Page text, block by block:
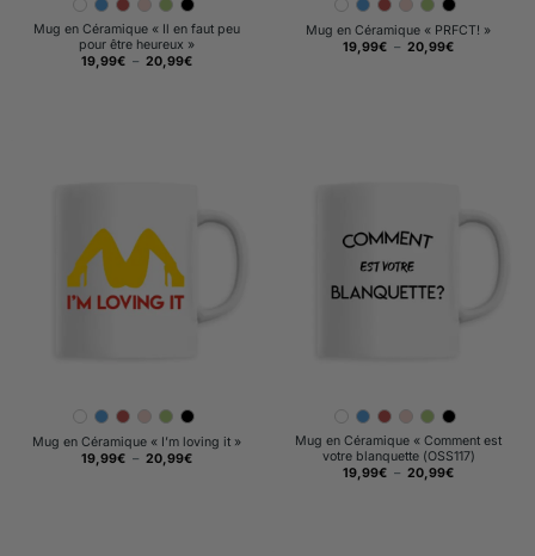
Mug en Céramique « Il en faut peu
pour être heureux »
19,99€ – 20,99€Plage
Mug en Céramique « PRFCT! »
19,99€ – 20,99€Plage
Mug en Céramique « I’m loving it »
19,99€ – 20,99€Plage
Mug en Céramique « Comment est
votre blanquette (OSS117)
19,99€ – 20,99€Plage